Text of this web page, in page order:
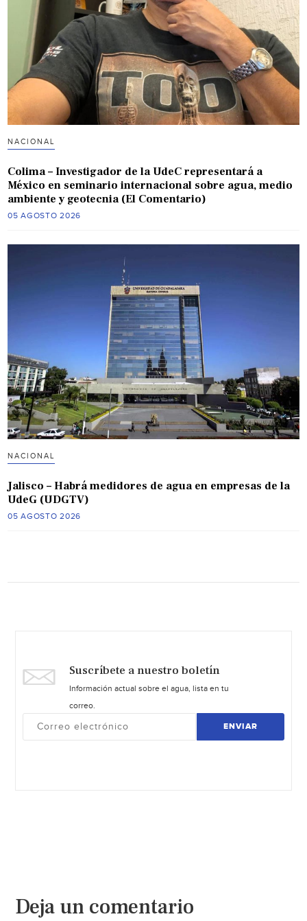
NACIONAL
Colima – Investigador de la UdeC representará a
México en seminario internacional sobre agua, medio
ambiente y geotecnia (El Comentario)
05 AGOSTO 2026
NACIONAL
Jalisco – Habrá medidores de agua en empresas de la
UdeG (UDGTV)
05 AGOSTO 2026
Suscríbete a nuestro boletín
Información actual sobre el agua, lista en tu
correo.
ENVIAR
Deja un comentario